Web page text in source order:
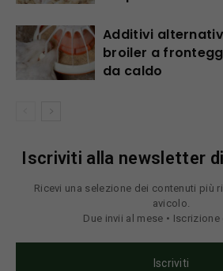
Additivi
broiler a
da caldo
Iscriviti alla newsletter
Ricevi una selezione dei contenuti più
avicolo.
Due invii al mese • Iscrizione
Iscriviti